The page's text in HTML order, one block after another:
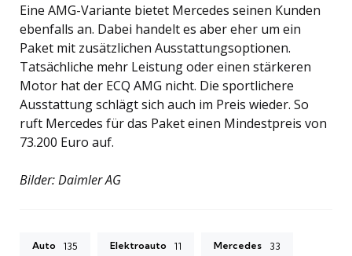
Eine AMG-Variante bietet Mercedes seinen Kunden
ebenfalls an. Dabei handelt es aber eher um ein
Paket mit zusätzlichen Ausstattungsoptionen.
Tatsächliche mehr Leistung oder einen stärkeren
Motor hat der ECQ AMG nicht. Die sportlichere
Ausstattung schlägt sich auch im Preis wieder. So
ruft Mercedes für das Paket einen Mindestpreis von
73.200 Euro auf.
Bilder: Daimler AG
Auto 135 Elektroauto 11 Mercedes 33